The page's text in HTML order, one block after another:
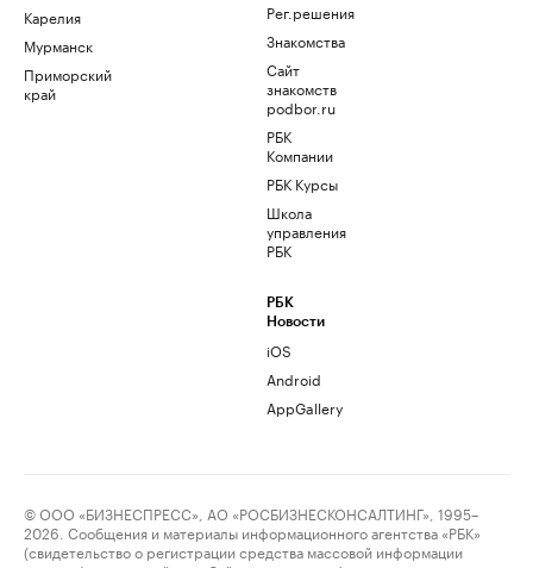
Карелия
Мурманск
Приморский
край
Рег.решения
Знакомства
Сайт
знакомств
podbor.ru
РБК
Компании
РБК Курсы
Школа
управления
РБК
РБК
Новости
iOS
Android
AppGallery
© ООО «БИЗНЕСПРЕСС», АО «РОСБИЗНЕСКОНСАЛТИНГ», 1995–
2026. Сообщения и материалы информационного агентства «РБК»
(свидетельство о регистрации средства массовой информации